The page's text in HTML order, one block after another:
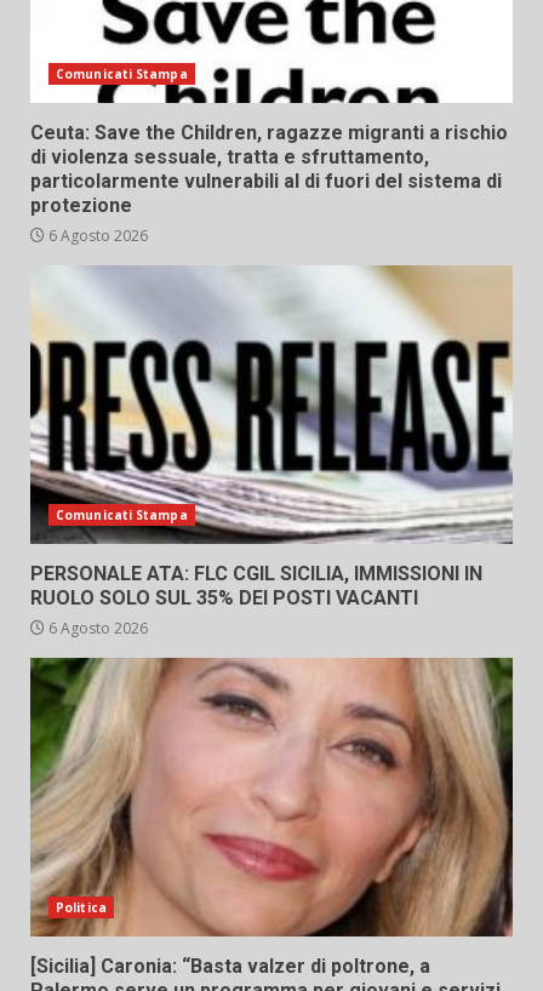
Comunicati Stampa
Ceuta: Save the Children, ragazze migranti a rischio
di violenza sessuale, tratta e sfruttamento,
particolarmente vulnerabili al di fuori del sistema di
protezione
6 Agosto 2026
Comunicati Stampa
PERSONALE ATA: FLC CGIL SICILIA, IMMISSIONI IN
RUOLO SOLO SUL 35% DEI POSTI VACANTI
6 Agosto 2026
Politica
[Sicilia] Caronia: “Basta valzer di poltrone, a